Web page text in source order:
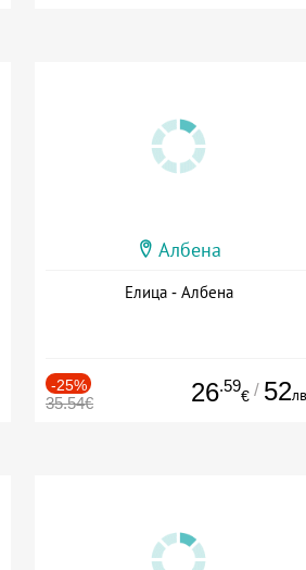
Албена
Елица - Албена
-25%
35.54€ 26.59
€ / 52лв.